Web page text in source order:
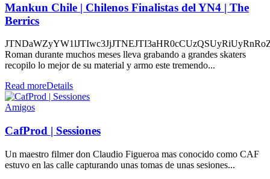
Mankun Chile | Chilenos Finalistas del YN4 | The
Berrics
Roman durante muchos meses lleva grabando a grandes skaters
recopilo lo mejor de su material y armo este tremendo...
Read moreDetails
Amigos
CafProd | Sessiones
Un maestro filmer don Claudio Figueroa mas conocido como CAF
estuvo en las calle capturando unas tomas de unas sesiones...